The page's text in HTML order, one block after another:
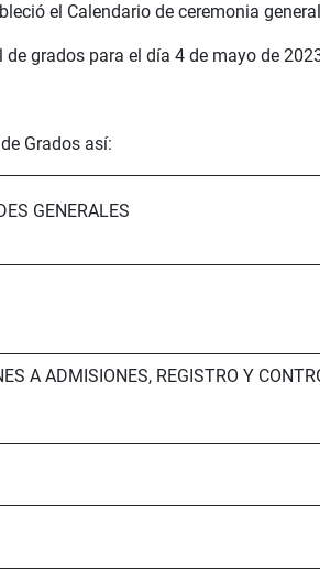
el Calendario de ceremonia
grados para el día 4 de mayo de
Grados así:
GENERALES
A ADMISIONES, REGISTRO Y